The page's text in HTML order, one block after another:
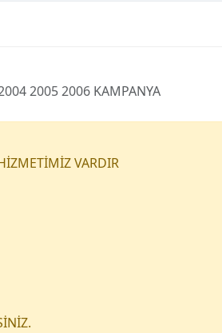
2005 2006 KAMPANYA
VARDIR